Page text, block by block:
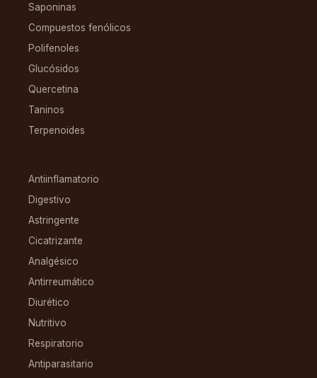
Saponinas
Compuestos fenólicos
Polifenoles
Glucósidos
Quercetina
Taninos
Terpenoides
Antiinflamatorio
Digestivo
Astringente
Cicatrizante
Analgésico
Antirreumático
Diurético
Nutritivo
Respiratorio
Antiparasitario